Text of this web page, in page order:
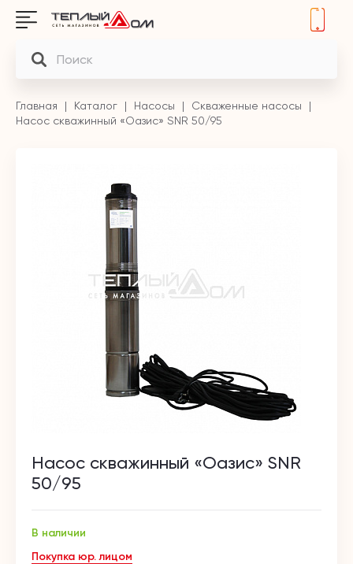
Главная Каталог Насосы
Скваженные насосы
Насос скважинный «Оазис» SNR 50/95
Насос скважинный «Оазис» SNR
50/95
В наличии
Покупка юр. лицом